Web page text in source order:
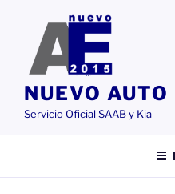
contenido
NUEVO
Servicio Oficial SAAB y Kia